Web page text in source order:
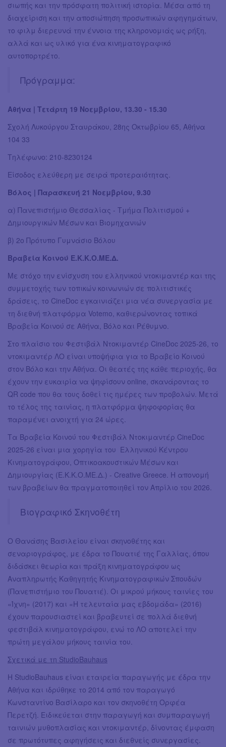
σιωπής και την πρόσφατη πολιτική ιστορία. Μέσα από τη
διαχείριση και την αποσιώπηση προσωπικών αφηγημάτων,
το φιλμ διερευνά την έννοια της κληρονομιάς ως ρήξη,
αλλά και ως υλικό για ένα κινηματογραφικό
αυτοπορτρέτο.
Πρόγραμμα:
Αθήνα | Τετάρτη 19 Νοεμβρίου, 13.30 - 15.30
Σχολή Λυκούργου Σταυράκου, 28ης Οκτωβρίου 65, Αθήνα
104 33
Τηλέφωνο: 210-8230124
Είσοδος ελεύθερη με σειρά προτεραιότητας.
Βόλος | Παρασκευή 21 Νοεμβρίου, 9.30
α) Πανεπιστήμιο Θεσσαλίας - Τμήμα Πολιτισμού +
Δημιουργικών Μέσων και Βιομηχανιών
β) 2ο Πρότυπο Γυμνάσιο Βόλου
Βραβεία Κοινού Ε.Κ.Κ.Ο.ΜΕ.Δ.
Με στόχο την ενίσχυση του ελληνικού ντοκιμαντέρ και της
συμμετοχής των τοπικών κοινωνιών σε πολιτιστικές
δράσεις, το CineDoc εγκαινιάζει μια νέα συνεργασία με
τη διεθνή πλατφόρμα Votemo, καθιερώνοντας τοπικά
Βραβεία Κοινού σε Αθήνα, Βόλο και Ρέθυμνο.
Στο πλαίσιο του Φεστιβάλ Ντοκιμαντέρ CineDoc 2025-26, το
ντοκιμαντέρ ΛΟ είναι υποψήφια για το Βραβείο Κοινού
στον Βόλο και την Αθήνα. Οι θεατές της κάθε περιοχής, θα
έχουν την ευκαιρία να ψηφίσουν online, σκανάροντας το
QR code που θα τους δοθεί τις ημέρες των προβολών. Μετά
το τέλος της ταινίας, η πλατφόρμα ψηφοφορίας θα
παραμένει ανοιχτή για 24 ώρες.
Τα Βραβεία Κοινού του Φεστιβάλ Ντοκιμαντέρ CineDoc
2025-26 είναι μια χορηγία του Ελληνικού Κέντρου
Κινηματογράφου, Οπτικοακουστικών Μέσων και
Δημιουργίας (Ε.Κ.Κ.Ο.ΜΕ.Δ.) - Creative Greece. Η απονομή
των βραβείων θα πραγματοποιηθεί τον Απρίλιο του 2026.
Βιογραφικό Σκηνοθέτη
Ο Θανάσης Βασιλείου είναι σκηνοθέτης και
σεναριογράφος, με έδρα το Πουατιέ της Γαλλίας, όπου
διδάσκει θεωρία και πράξη κινηματογράφου ως
Αναπληρωτής Καθηγητής Κινηματογραφικών Σπουδών
(Πανεπιστήμιο του Πουατιέ). Οι μικρού μήκους ταινίες του
«Ίχνη» (2017) και «Η τελευταία μας εβδομάδα» (2016)
έχουν παρουσιαστεί και βραβευτεί σε πολλά διεθνή
φεστιβάλ κινηματογράφου, ενώ το ΛΟ αποτελεί την
πρώτη μεγάλου μήκους ταινία του.
Σχετικά με τη StudioBauhaus
Η StudioBauhaus είναι εταιρεία παραγωγής με έδρα την
Αθήνα και ιδρύθηκε το 2014 από τον παραγωγό
Κωνσταντίνο Βασίλαρο και τον σκηνοθέτη Ορφέα
Περετζή. Ειδικεύεται στην παραγωγή και συμπαραγωγή
ταινιών μυθοπλασίας και ντοκιμαντέρ, δίνοντας έμφαση
σε πρωτότυπες αφηγήσεις και διεθνείς συνεργασίες.